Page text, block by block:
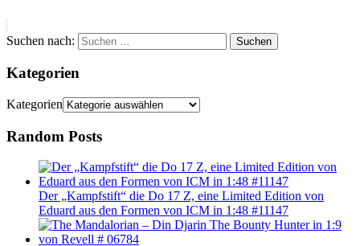
Suchen nach: Suchen
Kategorien
Kategorien
Random Posts
Der „Kampfstift“ die Do 17 Z, eine Limited Edition von
Eduard aus den Formen von ICM in 1:48 #11147